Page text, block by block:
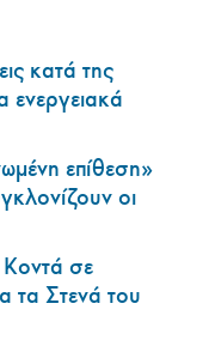
κατά της
επίθεση»
οι
σε
τα Στενά του